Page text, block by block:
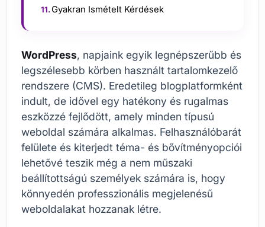
Gyakran Ismételt Kérdések
WordPress, napjaink egyik legnépszerűbb és
legszélesebb körben használt tartalomkezelő
rendszere (CMS). Eredetileg blogplatformként
indult, de idővel egy hatékony és rugalmas
eszközzé fejlődött, amely minden típusú
weboldal számára alkalmas. Felhasználóbarát
felülete és kiterjedt téma- és bővítményopciói
lehetővé teszik még a nem műszaki
beállítottságú személyek számára is, hogy
könnyedén professzionális megjelenésű
weboldalakat hozzanak létre.